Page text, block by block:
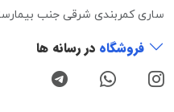
ساری کمربندی شرقی جنب
فروشگاه در رسانه ها